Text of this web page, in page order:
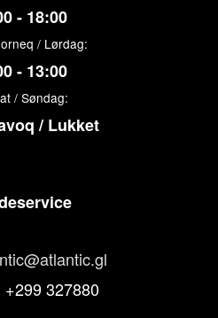
- 18:00
/ Lørdag:
- 13:00
/ Søndag:
/ Lukket
+299 327880